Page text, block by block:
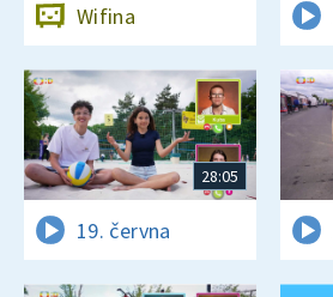
Wifina
28:05
19. června